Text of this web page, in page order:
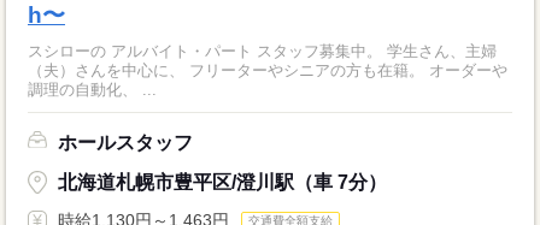
h〜
スシローの アルバイト・パート スタッフ募集中。 学生さん、主婦
（夫）さんを中心に、 フリーターやシニアの方も在籍。 オーダーや
調理の自動化、 ...
ホールスタッフ
北海道札幌市豊平区/澄川駅（車 7分）
時給1,130円～1,463円 交通費全額支給